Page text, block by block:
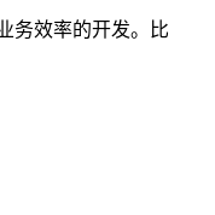
务效率的开发。比